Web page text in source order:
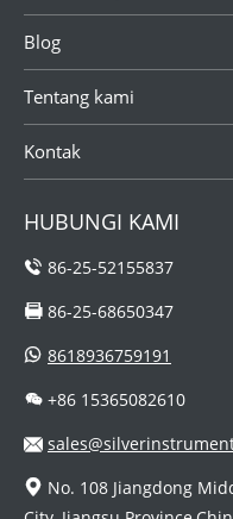
Blog
Tentang kami
Kontak
HUBUNGI KAMI
86-25-52155837
86-25-68650347
8618936759191
+86 15365082610
No. 108 Jiangdong